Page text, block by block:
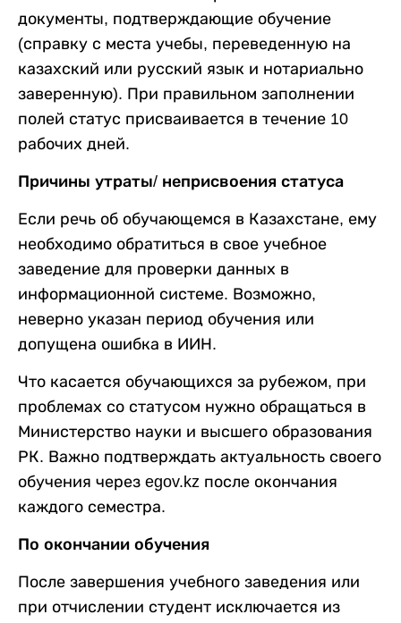
документы, подтверждающие обучение
(справку с места учебы, переведенную на
казахский или русский язык и нотариально
заверенную). При правильном заполнении
полей статус присваивается в течение 10
рабочих дней.
Причины утраты/ неприсвоения статуса
Если речь об обучающемся в Казахстане, ему
необходимо обратиться в свое учебное
заведение для проверки данных в
информационной системе. Возможно,
неверно указан период обучения или
допущена ошибка в ИИН.
Что касается обучающихся за рубежом, при
проблемах со статусом нужно обращаться в
Министерство науки и высшего образования
РК. Важно подтверждать актуальность своего
обучения через egov.kz после окончания
каждого семестра.
По окончании обучения
После завершения учебного заведения или
при отчислении студент исключается из